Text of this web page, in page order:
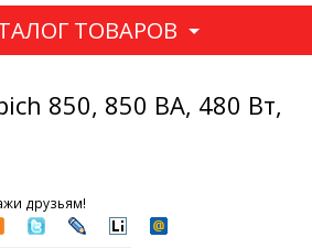
ТОВАРОВ
850, 850 ВA, 480 Вт,
друзьям!